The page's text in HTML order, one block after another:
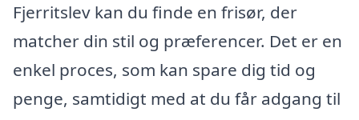
Fjerritslev kan du finde en frisør, der
matcher din stil og præferencer. Det er en
enkel proces, som kan spare dig tid og
penge, samtidigt med at du får adgang til